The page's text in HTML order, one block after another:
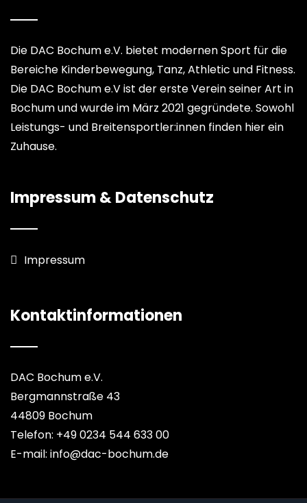
Die DAC Bochum e.V. bietet modernen Sport für die
Bereiche Kinderbewegung, Tanz, Athletic und Fitness.
Die DAC Bochum e.V ist der erste Verein seiner Art in
Bochum und wurde im März 2021 gegründete. Sowohl
Leistungs- und Breitensportler:innen finden hier ein
Zuhause.
Impressum & Datenschutz
Impressum
Kontaktinformationen
DAC Bochum e.V.
Bergmannstraße 43
44809 Bochum
Telefon: +49 0234 544 633 00
E-mail: info@dac-bochum.de